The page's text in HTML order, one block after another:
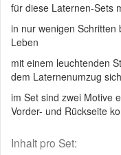
für diese Laternen-Sets
in nur wenigen Schritten
Leben
mit einem leuchtenden
dem Laternenumzug
im Set sind zwei Motive
Vorder- und Rückseite
Inhalt pro Set: